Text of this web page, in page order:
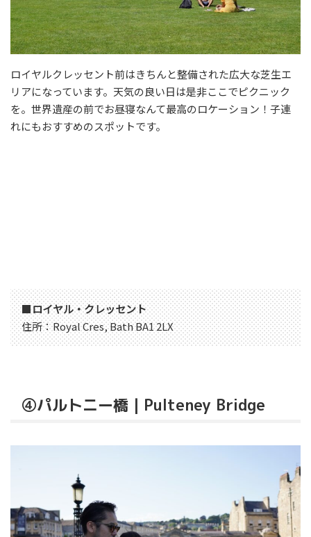
ロイヤルクレッセント前はきちんと整備された広大な芝生エ
リアになっています。天気の良い日は是非ここでピクニック
を。世界遺産の前でお昼寝なんて最高のロケーション！子連
れにもおすすめのスポットです。
■ロイヤル・クレッセント
住所：Royal Cres, Bath BA1 2LX
④パルトニー橋｜Pulteney Bridge